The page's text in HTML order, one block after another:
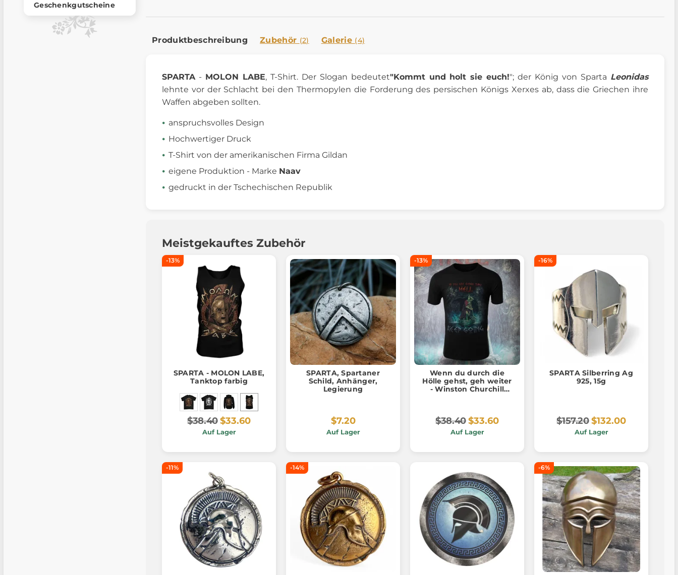
Geschenkgutscheine
Produktbeschreibung Zubehör (2) Galerie (4)
SPARTA- MOLON LABE, T-Shirt. Der Slogan bedeutet"Kommt und holt sie euch!"; der König von Sparta Leonidas
lehnte vor der Schlacht bei den Thermopylen die Forderung des persischen Königs Xerxes ab, dass die Griechen ihre
Waffen abgeben sollten.
anspruchsvolles Design
Hochwertiger Druck
T-Shirt von der amerikanischen Firma Gildan
eigene Produktion - Marke Naav
gedruckt in der Tschechischen Republik
Meistgekauftes Zubehör
-13%
SPARTA - MOLON LABE,
Tanktop farbig
$38.40$33.60
Auf Lager
SPARTA, Spartaner
Schild, Anhänger,
Legierung
$7.20
Auf Lager
-13%
Wenn du durch die
Hölle gehst, geh weiter
- Winston Churchill
$38.40$33.60
Auf Lager
-16%
SPARTA Silberring Ag
925, 15g
$157.20$132.00
Auf Lager
-11% -14% -6%